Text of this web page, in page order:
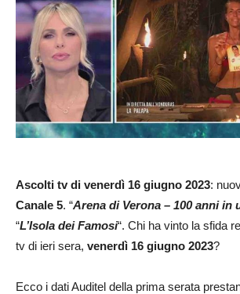
Ascolti tv di venerdì 16 giugno 2023:
Canale 5. “Arena di Verona – 100 anni in
“L’Isola dei Famosi“. Chi ha vinto la sfida
tv di ieri sera, venerdì 16 giugno 2023?
Ecco i dati Auditel della prima serata